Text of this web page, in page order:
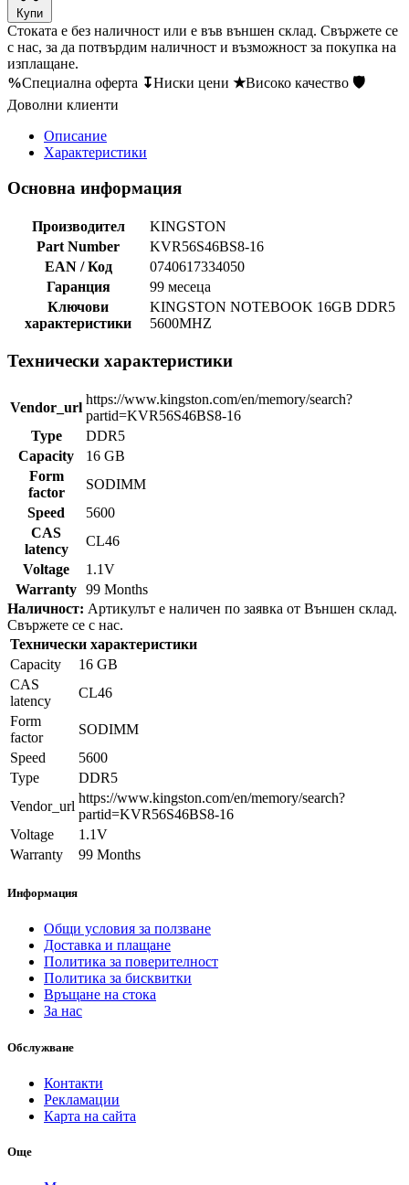
Купи
Стоката е без наличност или е във външен склад. Свържете се
с нас, за да потвърдим наличност и възможност за покупка на
изплащане.
%Специална оферта ↧Ниски цени ★Високо качество 🛡
Доволни клиенти
Описание
Характеристики
Основна информация
Производител
KINGSTON
Part Number
KVR56S46BS8-16
EAN / Код
0740617334050
Гаранция
99 месеца
Ключови
характеристики
KINGSTON NOTEBOOK 16GB DDR5
5600MHZ
Технически характеристики
Vendor_url
https://www.kingston.com/en/memory/search?
partid=KVR56S46BS8-16
Type
DDR5
Capacity
16 GB
Form
factor
SODIMM
Speed
5600
CAS
latency
CL46
Voltage
1.1V
Warranty 99 Months
Наличност: Артикулът е наличен по заявка от Външен склад.
Свържете се с нас.
Технически характеристики
Capacity
16 GB
CAS
latency
CL46
Form
factor
SODIMM
Speed
5600
Type
DDR5
Vendor_url
https://www.kingston.com/en/memory/search?
partid=KVR56S46BS8-16
Voltage
1.1V
Warranty
99 Months
Информация
Общи условия за ползване
Доставка и плащане
Политика за поверителност
Политика за бисквитки
Връщане на стока
За нас
Обслужване
Контакти
Рекламации
Карта на сайта
Още